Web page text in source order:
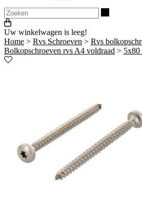
Uw winkelwagen is leeg!
Home > Rvs Schroeven > Rvs
Bolkopschroeven rvs A4 voldraad > 5x80